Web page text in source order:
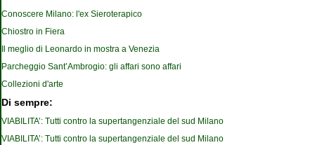
Conoscere Milano: l'ex Sieroterapico
Chiostro in Fiera
Il meglio di Leonardo in mostra a Venezia
Parcheggio Sant’Ambrogio: gli affari sono affari
Collezioni d'arte
Di sempre:
VIABILITA’: Tutti contro la supertangenziale del sud Milano
VIABILITA’: Tutti contro la supertangenziale del sud Milano